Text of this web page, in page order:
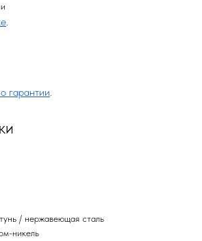
гарантии
/ нержавеющая сталь
никель